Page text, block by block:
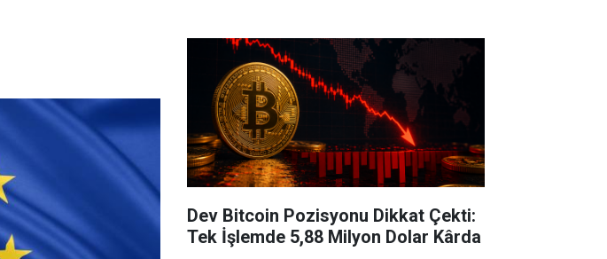
Dev Bitcoin Pozisyonu Dikkat Çekti:
Tek İşlemde 5,88 Milyon Dolar Kârda